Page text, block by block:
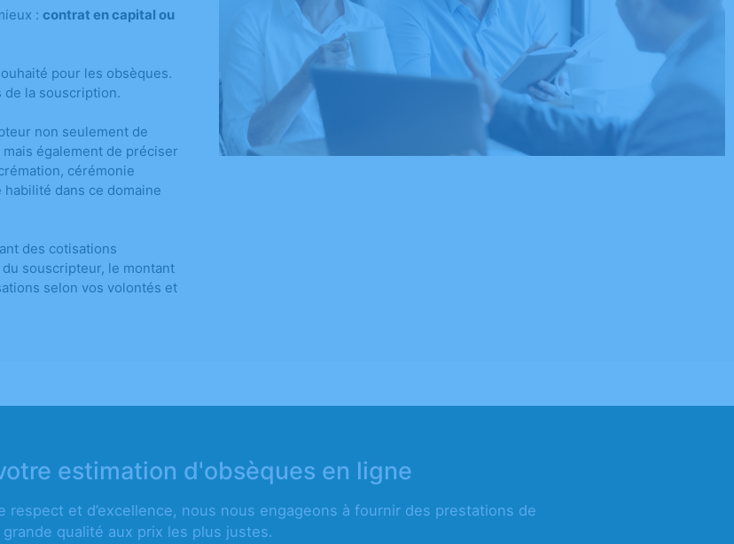
: contrat en capital ou
pour les obsèques.
de la souscription.
non seulement de
également de préciser
cérémonie
dans ce domaine
des cotisations
souscripteur, le montant
selon vos volontés et
estimation d'obsèques en ligne
respect et d’excellence, nous nous engageons à fournir des prestations de
grande qualité aux prix les plus justes.